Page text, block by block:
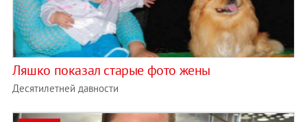
Ляшко показал старые фото жены
Десятилетней давности